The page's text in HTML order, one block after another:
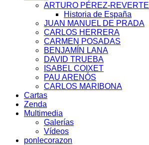
ARTURO PÉREZ-REVERTE
Historia de España
JUAN MANUEL DE PRADA
CARLOS HERRERA
CARMEN POSADAS
BENJAMÍN LANA
DAVID TRUEBA
ISABEL COIXET
PAU ARENÓS
CARLOS MARIBONA
Cartas
Zenda
Multimedia
Galerías
Vídeos
ponlecorazon